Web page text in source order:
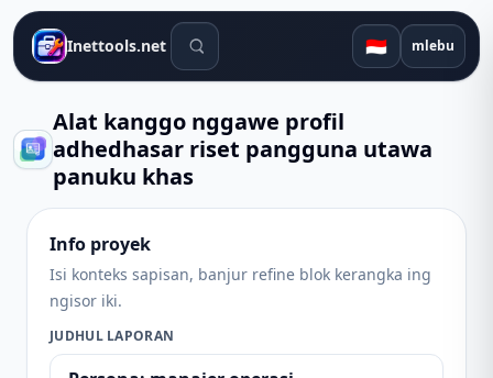
Inettools.net Alat telusuran 🇮🇩 mlebu
Alat kanggo nggawe profil
adhedhasar riset pangguna utawa
panuku khas
Info proyek
Isi konteks sapisan, banjur refine blok kerangka ing
ngisor iki.
JUDHUL LAPORAN